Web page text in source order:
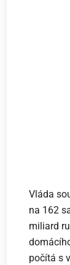
Vláda
na 162
miliard
počítá s